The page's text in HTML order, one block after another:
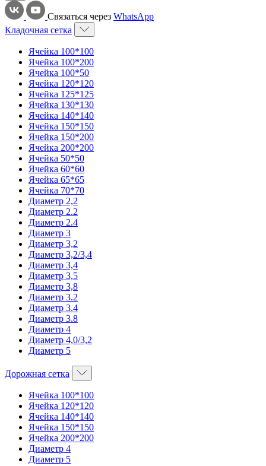
Связаться через WhatsApp
Кладочная сетка
Ячейка 100*100
Ячейка 100*200
Ячейка 100*50
Ячейка 120*120
Ячейка 125*125
Ячейка 130*130
Ячейка 140*140
Ячейка 150*150
Ячейка 150*200
Ячейка 200*200
Ячейка 50*50
Ячейка 60*60
Ячейка 65*65
Ячейка 70*70
Диаметр 2,2
Диаметр 2.2
Диаметр 2.4
Диаметр 3
Диаметр 3,2
Диаметр 3,2/3,4
Диаметр 3,4
Диаметр 3,5
Диаметр 3,8
Диаметр 3.2
Диаметр 3.4
Диаметр 3.8
Диаметр 4
Диаметр 4,0/3,2
Диаметр 5
Дорожная сетка
Ячейка 100*100
Ячейка 120*120
Ячейка 140*140
Ячейка 150*150
Ячейка 200*200
Диаметр 4
Диаметр 5